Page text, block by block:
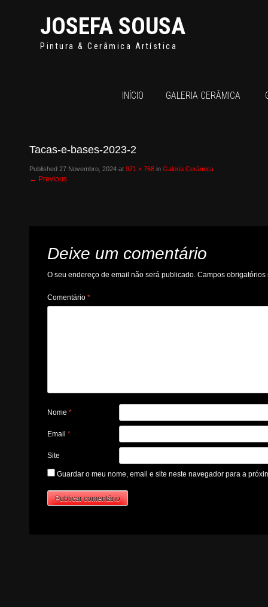
JOSEFA SOUSA
Pintura & Cerâmica Artística
INÍCIO GALERIA CERÂMICA
Tacas-e-bases-2023-2
Published27 Novembro, 2024 at971 × 768 inGaleria Cerâmica
← Previous
Deixe um comentário
O seu endereço de email não será publicado. Campos
Comentário*
Nome*
Email*
Site
Guardar o meu nome, email e site neste navegador para a